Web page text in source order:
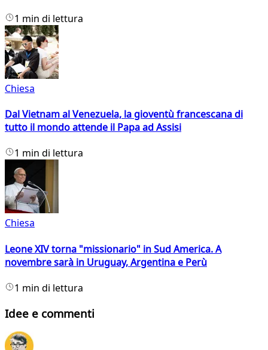
1 min di lettura
Chiesa
Dal Vietnam al Venezuela, la gioventù francescana di
tutto il mondo attende il Papa ad Assisi
1 min di lettura
Chiesa
Leone XIV torna "missionario" in Sud America. A
novembre sarà in Uruguay, Argentina e Perù
1 min di lettura
Idee e commenti